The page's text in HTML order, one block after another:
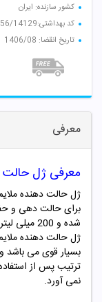
کشور سازنده: ایران
کد بهداشتی:56/14129
تاریخ انقضا: 1406/08
معرفی
معرفی ژل حالت
ژل حالت دهنده
برای حالت دهی و
شده و 200 میلی لیتر حجم دارد.
ژلحالت دهنده
بسیار قوی می باشد
ترتیب پس از
نمی آورد.